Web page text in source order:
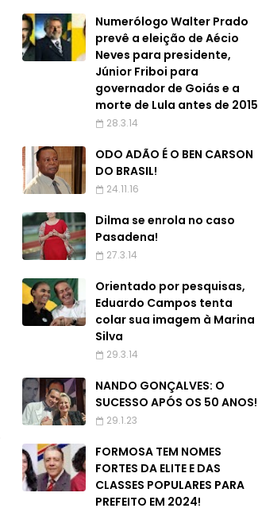
Numerólogo Walter Prado
prevê a eleição de Aécio
Neves para presidente,
Júnior Friboi para
governador de Goiás e a
morte de Lula antes de 2015
28.3.14
ODO ADÃO É O BEN CARSON
DO BRASIL!
24.11.16
Dilma se enrola no caso
Pasadena!
27.3.14
Orientado por pesquisas,
Eduardo Campos tenta
colar sua imagem à Marina
Silva
29.3.14
NANDO GONÇALVES: O
SUCESSO APÓS OS 50 ANOS!
29.1.23
FORMOSA TEM NOMES
FORTES DA ELITE E DAS
CLASSES POPULARES PARA
PREFEITO EM 2024!